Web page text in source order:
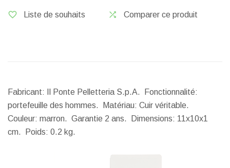
Liste de souhaits Comparer ce produit
Fabricant: Il Ponte Pelletteria S.p.A. Fonctionnalité:
portefeuille des hommes. Matériau: Cuir véritable.
Couleur: marron. Garantie 2 ans.
Dimensions: 11x10x1
cm.
Poids: 0.2 kg.